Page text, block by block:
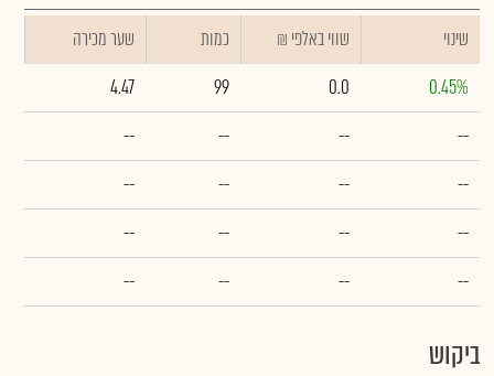
שינוי ₪ שווי באלפי כמות
שער מכירה
0.45%
0.0
99
4.47
--
--
--
--
--
--
--
--
--
--
--
--
--
--
--
--
ביקוש